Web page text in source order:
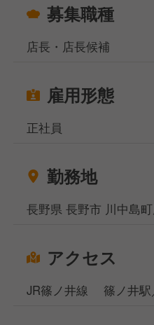
募集職種
店長・店長候補
雇用形態
正社員
勤務地
長野県 長野市 川中島
アクセス
JR篠ノ井線 篠ノ井駅